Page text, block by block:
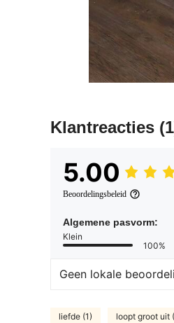
Klantreacties
5.00
Beoordelingsbeleid
Algemene pasvorm:
Klein
100%
Geen lokale
liefde (1) loopt groot uit